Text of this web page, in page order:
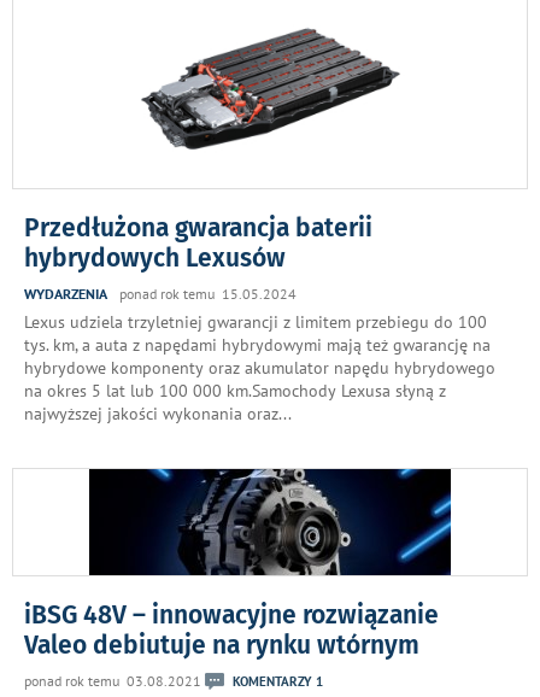
Przedłużona gwarancja baterii
hybrydowych Lexusów
WYDARZENIA ponad rok temu 15.05.2024
Lexus udziela trzyletniej gwarancji z limitem przebiegu do 100
tys. km, a auta z napędami hybrydowymi mają też gwarancję na
hybrydowe komponenty oraz akumulator napędu hybrydowego
na okres 5 lat lub 100 000 km.Samochody Lexusa słyną z
najwyższej jakości wykonania oraz...
iBSG 48V – innowacyjne rozwiązanie
Valeo debiutuje na rynku wtórnym
ponad rok temu 03.08.2021 KOMENTARZY 1